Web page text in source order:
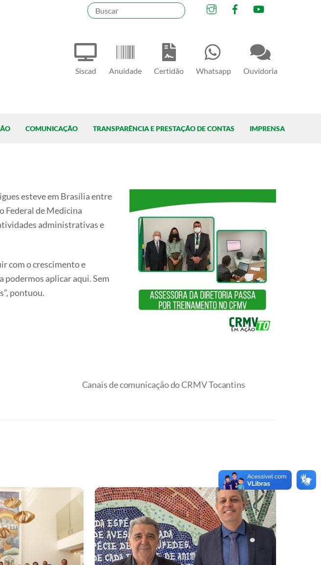
Siscad Anuidade Certidão Whatsapp Ouvidoria
InstagramFacebook
COMUNICAÇÃO TRANSPARÊNCIA E PRESTAÇÃO DE CONTAS IMPRENSA
esteve em Brasília entre
Federal de Medicina
administrativas e
com o crescimento e
podermos aplicar aqui. Sem
pontuou.
Canais de comunicação do CRMV Tocantins